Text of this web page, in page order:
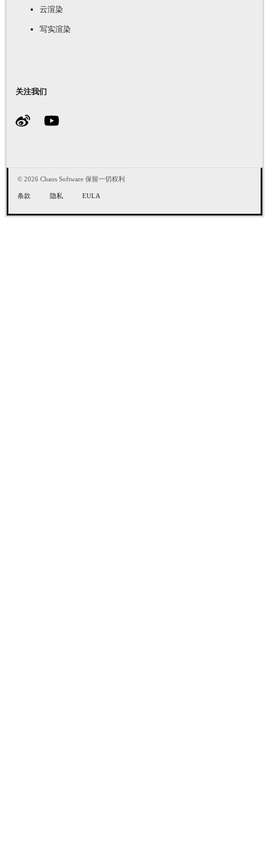
云渲染
写实渲染
关注我们
© 2026 Chaos Software 保留一切权利
条款 隐私 EULA